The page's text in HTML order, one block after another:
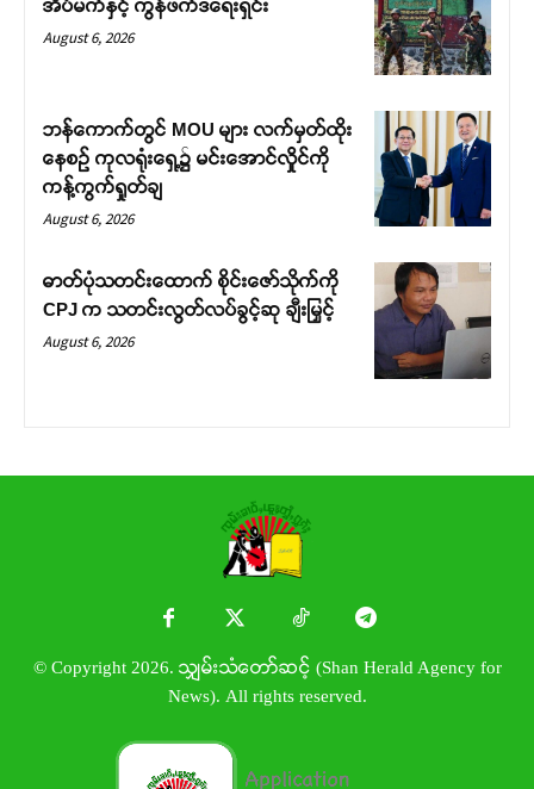
အိပ်မက်နှင့် ကွန်ဖက်ဒရေးရှင်း
August 6, 2026
ဘန်ကောက်တွင် MOU များ လက်မှတ်ထိုး
နေစဉ် ကုလရုံးရှေ့၌ မင်းအောင်လှိုင်ကို
ကန့်ကွက်ရှုတ်ချ
August 6, 2026
ဓာတ်ပုံသတင်းထောက် စိုင်းဇော်သိုက်ကို
CPJ က သတင်းလွတ်လပ်ခွင့်ဆု ချီးမြှင့်
August 6, 2026
© Copyright 2026. သျှမ်းသံတော်ဆင့် (Shan Herald Agency for
News). All rights reserved.